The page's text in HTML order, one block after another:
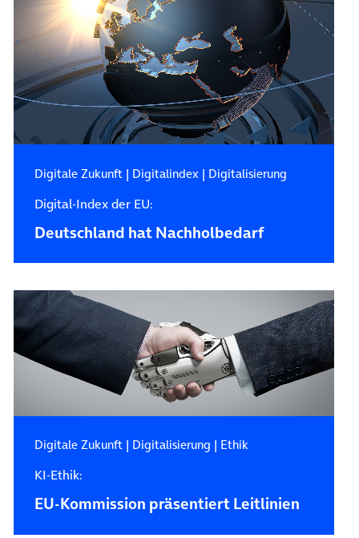
Digitale Zukunft| Digitalindex| Digitalisierung
Digital-Index der EU:
Deutschland hat Nachholbedarf
Digitale Zukunft| Digitalisierung | Ethik
KI-Ethik:
EU-Kommission präsentiert Leitlinien